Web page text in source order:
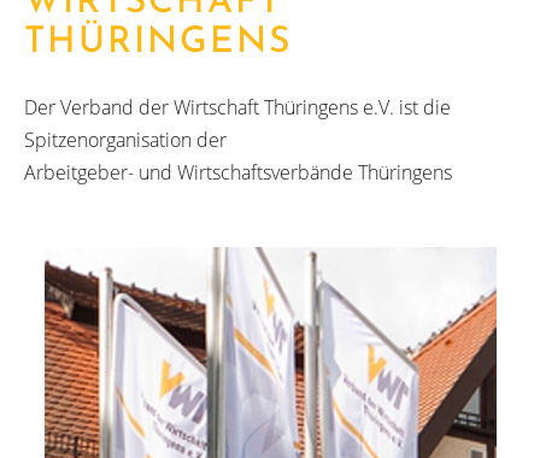
THÜRINGENS
Der Verband der Wirtschaft Thüringens e.V. ist die
Spitzenorganisation der
Arbeitgeber- und Wirtschaftsverbände Thüringens